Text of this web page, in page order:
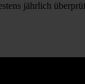
jährlich